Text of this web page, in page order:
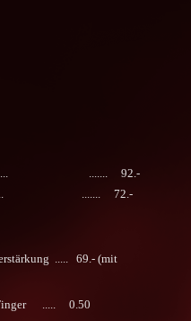
...... ....... 92.-
...... ....... 72.-
..... 69.- (mit
..... 0.50